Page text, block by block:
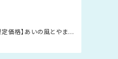
定価格】あいの風とやま鉄
ホルダー（北陸地域色）